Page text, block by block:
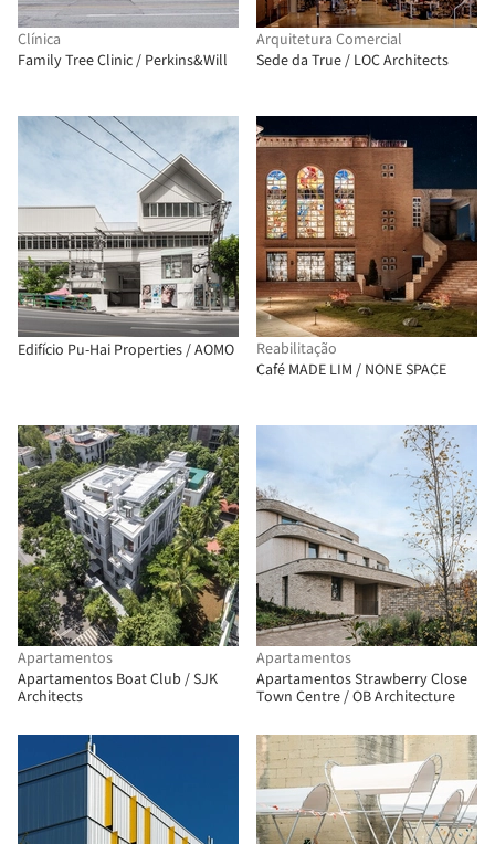
Clínica
Family Tree Clinic / Perkins&Will
Arquitetura Comercial
Sede da True / LOC Architects
Edifício Pu-Hai Properties / AOMO
Reabilitação
Café MADE LIM / NONE SPACE
Apartamentos
Apartamentos Boat Club / SJK
Architects
Apartamentos
Apartamentos Strawberry Close
Town Centre / OB Architecture